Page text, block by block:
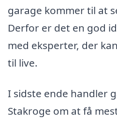
garage kommer til at
Derfor er det en god
med eksperter, der
til live.
I sidste ende handler
Stakroge om at få